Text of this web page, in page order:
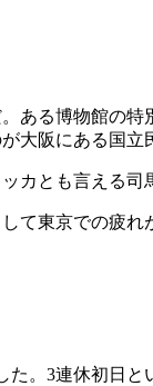
ある博物館の
大阪にある国
カとも言える
て東京での疲
た。3連休初日